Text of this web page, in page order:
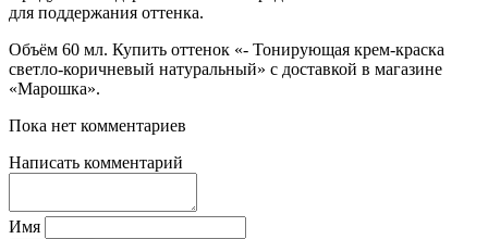
для поддержания оттенка.
Объём 60 мл. Купить оттенок «- Тонирующая крем-краска
светло-коричневый натуральный» с доставкой в магазине
«Марошка».
Пока нет комментариев
Написать комментарий
Имя